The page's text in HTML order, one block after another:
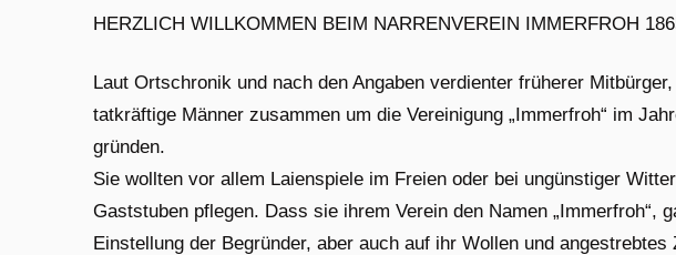
HERZLICH WILLKOMMEN BEIM NARRENVEREIN IMMERFROH
Laut Ortschronik und nach den Angaben verdienter früherer
tatkräftige Männer zusammen um die Vereinigung „Immerfroh“ im
gründen.
Sie wollten vor allem Laienspiele im Freien oder bei ungünstiger
Gaststuben pflegen. Dass sie ihrem Verein den Namen „Immerfroh“,
Einstellung der Begründer, aber auch auf ihr Wollen und